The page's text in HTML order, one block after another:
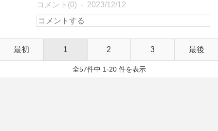
コメント(0) 2023/12/12
最初 1 2 3 最後
全57件中 1-20 件を表示